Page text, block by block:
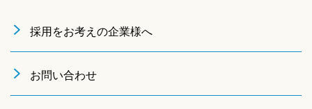
採用をお考えの企業様へ
お問い合わせ